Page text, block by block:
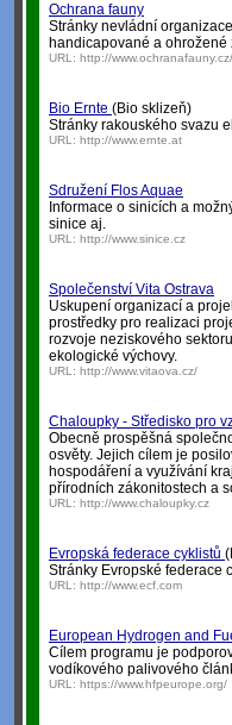
Ochrana fauny
Stránky nevládní
handicapované a ohrožené
URL: http://www.ochranafauny.cz/
Bio Ernte (Bio sklizeň)
Stránky rakouského svazu
URL: http://www.ernte.at
Sdružení Flos Aquae
Informace o sinicích a
sinice aj.
URL: http://www.sinice.cz
Společenství Vita Ostrava
Uskupení organizací a
prostředky pro realizaci
rozvoje neziskového
ekologické výchovy.
URL: http://www.vitaova.cz/
Chaloupky - Středisko pro
Obecně prospěšná
osvěty. Jejich cílem je
hospodáření a využívání
přírodních zákonitostech a
URL: http://www.chaloupky.cz
Evropská federace cyklistů
Stránky Evropské federace
URL: http://www.ecf.com
European Hydrogen and
Cílem programu je
vodíkového palivového
URL: https://www.hfpeurope.org/